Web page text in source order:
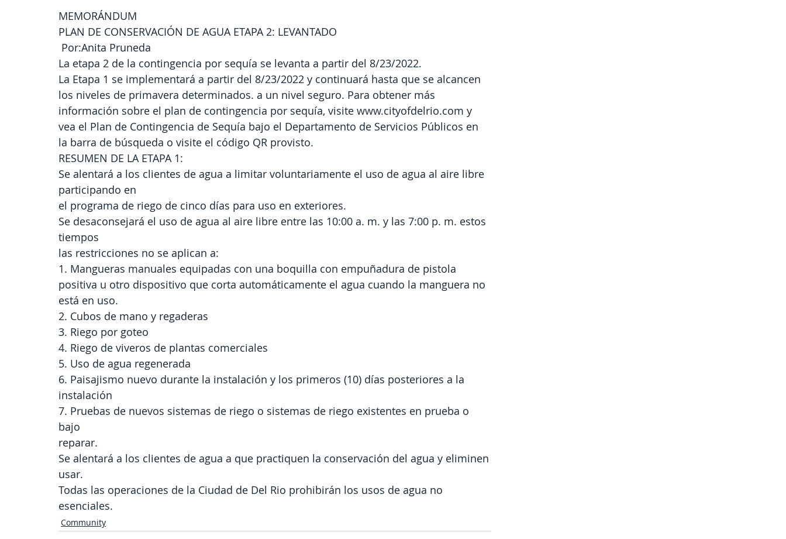
MEMORÁNDUM
PLAN DE CONSERVACIÓN DE AGUA ETAPA 2: LEVANTADO
Por:Anita Pruneda
La etapa 2 de la contingencia por sequía se levanta a partir del 8/23/2022.
La Etapa 1 se implementará a partir del 8/23/2022 y continuará hasta que se alcancen
los niveles de primavera determinados. a un nivel seguro. Para obtener más
información sobre el plan de contingencia por sequía, visite www.cityofdelrio.com y
vea el Plan de Contingencia de Sequía bajo el Departamento de Servicios Públicos en
la barra de búsqueda o visite el código QR provisto.
RESUMEN DE LA ETAPA 1:
Se alentará a los clientes de agua a limitar voluntariamente el uso de agua al aire libre
participando en
el programa de riego de cinco días para uso en exteriores.
Se desaconsejará el uso de agua al aire libre entre las 10:00 a. m. y las 7:00 p. m. estos
tiempos
las restricciones no se aplican a:
1. Mangueras manuales equipadas con una boquilla con empuñadura de pistola
positiva u otro dispositivo que corta automáticamente el agua cuando la manguera no
está en uso.
2. Cubos de mano y regaderas
3. Riego por goteo
4. Riego de viveros de plantas comerciales
5. Uso de agua regenerada
6. Paisajismo nuevo durante la instalación y los primeros (10) días posteriores a la
instalación
7. Pruebas de nuevos sistemas de riego o sistemas de riego existentes en prueba o
bajo
reparar.
Se alentará a los clientes de agua a que practiquen la conservación del agua y eliminen
usar.
Todas las operaciones de la Ciudad de Del Rio prohibirán los usos de agua no
esenciales.
Community